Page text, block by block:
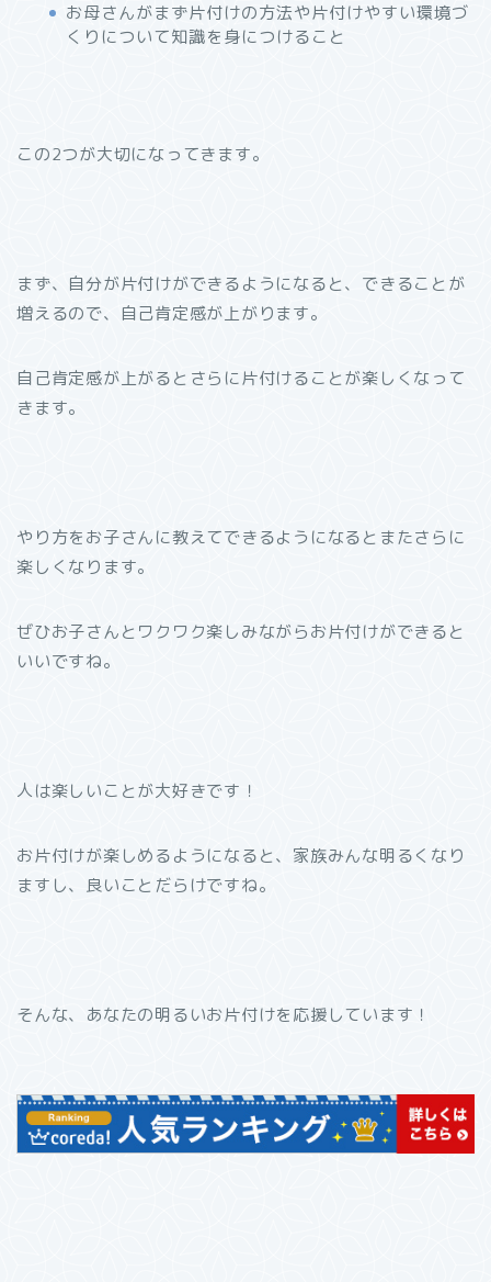
お母さんがまず片付けの方法や片付けやすい環境づ
くりについて知識を身につけること
この2つが大切になってきます。
まず、自分が片付けができるようになると、できることが
増えるので、自己肯定感が上がります。
自己肯定感が上がるとさらに片付けることが楽しくなって
きます。
やり方をお子さんに教えてできるようになるとまたさらに
楽しくなります。
ぜひお子さんとワクワク楽しみながらお片付けができると
いいですね。
人は楽しいことが大好きです！
お片付けが楽しめるようになると、家族みんな明るくなり
ますし、良いことだらけですね。
そんな、あなたの明るいお片付けを応援しています！